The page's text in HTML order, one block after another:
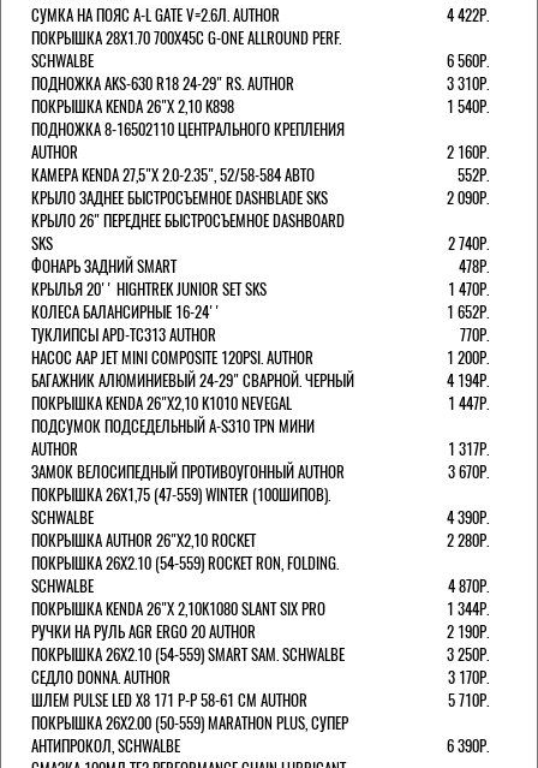
СУМКА НА ПОЯС A-L GATE V=2.6Л. AUTHOR
4 422Р.
ПОКРЫШКА 28X1.70 700X45C G-ONE ALLROUND PERF.
SCHWALBE
6 560Р.
ПОДНОЖКА AKS-630 R18 24-29" RS. AUTHOR
3 310Р.
ПОКРЫШКА KENDA 26"Х 2,10 K898
1 540Р.
ПОДНОЖКА 8-16502110 ЦЕНТРАЛЬНОГО КРЕПЛЕНИЯ
AUTHOR
2 160Р.
КАМЕРА KENDA 27,5"Х 2.0-2.35", 52/58-584 АВТО
552Р.
КРЫЛО ЗАДНЕЕ БЫСТРОСЪЕМНОЕ DASHBLADE SKS
2 090Р.
КРЫЛО 26" ПЕРЕДНЕЕ БЫСТРОСЪЕМНОЕ DASHBOARD
SKS
2 740Р.
ФОНАРЬ ЗАДНИЙ SMART
478Р.
КРЫЛЬЯ 20'' HIGHTREK JUNIOR SET SKS
1 470Р.
КОЛЕСА БАЛАНСИРНЫЕ 16-24''
1 652Р.
ТУКЛИПСЫ APD-TC313 AUTHOR
770Р.
НАСОС AAP JET MINI COMPOSITE 120PSI. AUTHOR
1 200Р.
БАГАЖНИК АЛЮМИНИЕВЫЙ 24-29" СВАРНОЙ. ЧЕРНЫЙ
4 194Р.
ПОКРЫШКА KENDA 26"Х2,10 K1010 NEVEGAL
1 447Р.
ПОДСУМОК ПОДСЕДЕЛЬНЫЙ A-S310 TPN МИНИ
AUTHOR
1 317Р.
ЗАМОК ВЕЛОСИПЕДНЫЙ ПРОТИВОУГОННЫЙ AUTHOR
3 670Р.
ПОКРЫШКА 26X1,75 (47-559) WINTER (100ШИПОВ).
SCHWALBE
4 390Р.
ПОКРЫШКА AUTHOR 26"Х2,10 ROCKET
2 280Р.
ПОКРЫШКА 26X2.10 (54-559) ROCKET RON, FOLDING.
SCHWALBE
4 870Р.
ПОКРЫШКА KENDA 26"Х 2,10K1080 SLANT SIX PRO
1 344Р.
РУЧКИ НА РУЛЬ AGR ERGO 20 AUTHOR
2 190Р.
ПОКРЫШКА 26X2.10 (54-559) SMART SAM. SCHWALBE
3 250Р.
СЕДЛО DONNA. AUTHOR
3 170Р.
ШЛЕМ PULSE LED X8 171 Р-Р 58-61 СМ AUTHOR
5 710Р.
ПОКРЫШКА 26X2.00 (50-559) MARATHON PLUS, СУПЕР
АНТИПРОКОЛ, SCHWALBE
6 390Р.